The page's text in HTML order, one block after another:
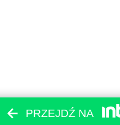
PRZEJDŹ NA